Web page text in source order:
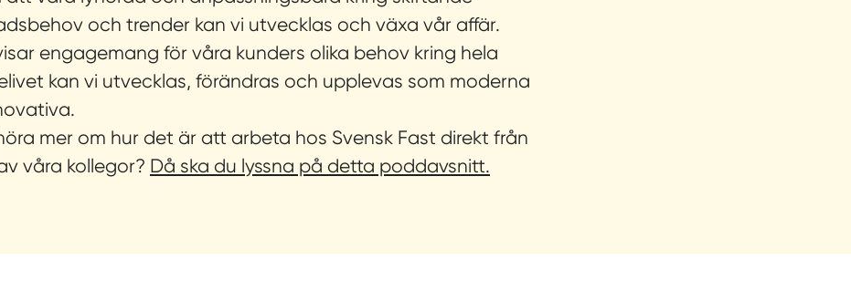
och trender kan vi utvecklas och växa vår affär.
engagemang för våra kunders olika behov kring hela
kan vi utvecklas, förändras och upplevas som moderna
mer om hur det är att arbeta hos Svensk Fast direkt från
våra kollegor? Då ska du lyssna på detta poddavsnitt.